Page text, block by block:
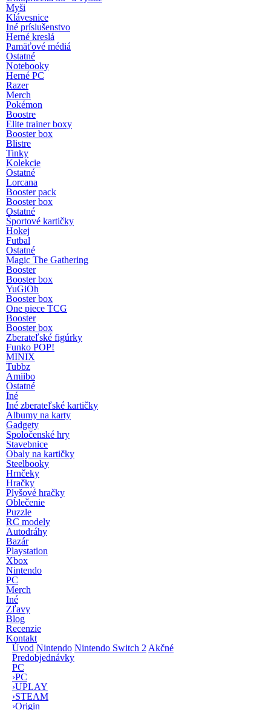
Myši
Klávesnice
Iné príslušenstvo
Herné kreslá
Pamäťové médiá
Ostatné
Notebooky
Herné PC
Razer
Merch
Pokémon
Boostre
Elite trainer boxy
Booster box
Blistre
Tinky
Kolekcie
Ostatné
Lorcana
Booster pack
Booster box
Ostatné
Športové kartičky
Hokej
Futbal
Ostatné
Magic The Gathering
Booster
Booster box
YuGiOh
Booster box
One piece TCG
Booster
Booster box
Zberateľské figúrky
Funko POP!
MINIX
Tubbz
Amiibo
Ostatné
Iné
Iné zberateľské kartičky
Albumy na karty
Gadgety
Spoločenské hry
Stavebnice
Obaly na kartičky
Steelbooky
Hrnčeky
Hračky
Plyšové hračky
Oblečenie
Puzzle
RC modely
Autodráhy
Bazár
Playstation
Xbox
Nintendo
PC
Merch
Iné
Zľavy
Blog
Recenzie
Kontakt
Úvod Nintendo Nintendo Switch 2 Akčné
Predobjednávky
PC
›PC
›UPLAY
›STEAM
›Origin